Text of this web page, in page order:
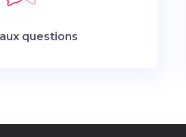
questions